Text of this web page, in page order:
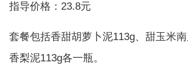
指导价格：23.8元
套餐包括香甜胡萝卜泥113g、甜玉米
香梨泥113g各一瓶。